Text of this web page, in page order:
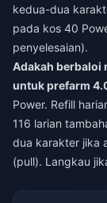
kedua-dua
pada kos 40
penyelesaian).
Adakah berbaloi
untuk prefarm
Power. Refill
116 larian
dua karakter jika
(pull). Langkau